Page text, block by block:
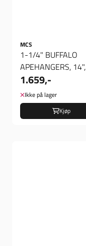
MCS
1-1/4" BUFFALO
APEHANGERS, 14",
styre
1.659,-
Ikke på lager
Kjøp